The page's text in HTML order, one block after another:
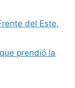
del Este,
prendió la